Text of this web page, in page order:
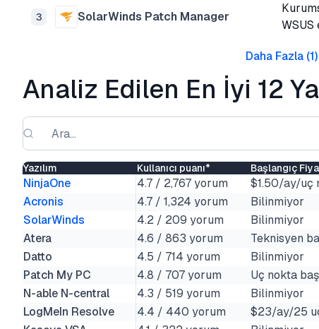
3 SolarWinds Patch Manager
WSUS
Daha Fazla(1)
Analiz Edilen En İyi 12
Yazılım Kullanıcı puanı* Başlangıç
NinjaOne 4.7 / 2,767 yorum $1.50/ay/uç
Acronis
4.7 / 1,324 yorum Bilinmiyor
SolarWinds
4.2 / 209 yorum Bilinmiyor
Atera
4.6 / 863 yorum Teknisyen
Datto
4.5 / 714 yorum Bilinmiyor
Patch My PC
4.8 / 707 yorum Uç nokta
N-able N-central
4.3 / 519 yorum Bilinmiyor
LogMeIn Resolve
4.4 / 440 yorum $23/ay/25